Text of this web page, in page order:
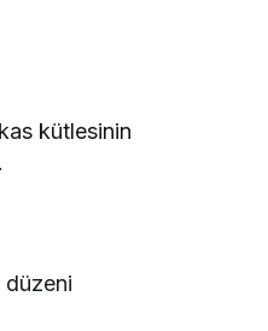
kütlesinin
düzeni